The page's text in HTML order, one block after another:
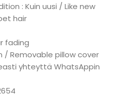
: Kuin uusi / Like new
hair
fading
Removable pillow cover
yhteyttä WhatsAppin